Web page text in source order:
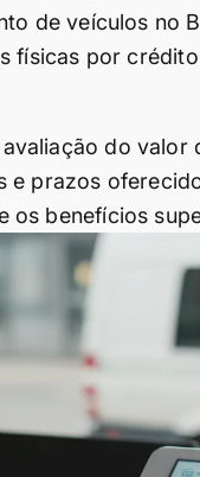
de veículos no
físicas por
do
e prazos
os benefícios